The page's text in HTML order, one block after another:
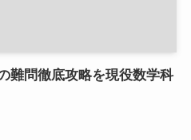
難問徹底攻略を現役数学科